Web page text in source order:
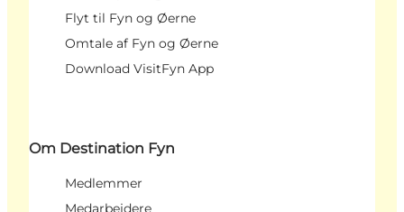
Flyt til Fyn og Øerne
Omtale af Fyn og Øerne
Download VisitFyn App
Om Destination Fyn
Medlemmer
Medarbejdere